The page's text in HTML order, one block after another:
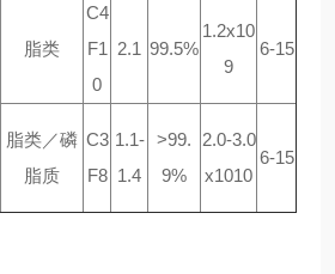
脂类
C4
F1
0
2.1 99.5%
1.2x10
9
6-15
脂类／磷
脂质
C3
F8
1.1-
1.4
>99.
9%
2.0-3.0
x1010
6-15